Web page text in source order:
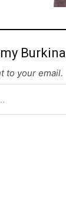
Burkina
to your email.